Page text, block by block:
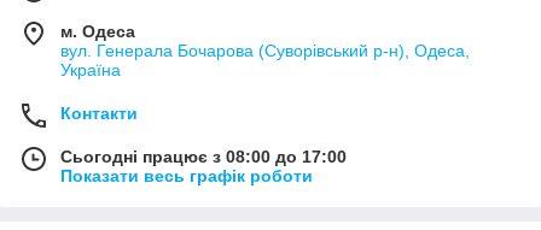
м. Одеса
вул. Генерала Бочарова (Суворівський р-н), Одеса,
Україна
Контакти
Сьогодні працює з 08:00 до 17:00
Показати весь графік роботи